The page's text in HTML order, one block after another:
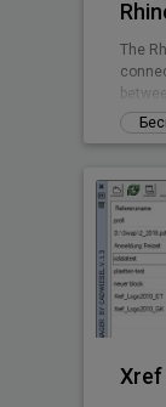
The
Xref